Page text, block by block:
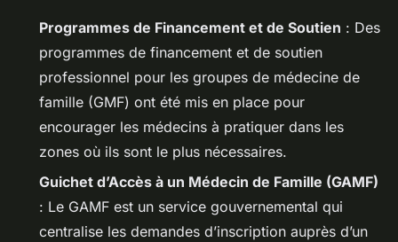
Programmes de Financement et de Soutien : Des
programmes de financement et de soutien
professionnel pour les groupes de médecine de
famille (GMF) ont été mis en place pour
encourager les médecins à pratiquer dans les
zones où ils sont le plus nécessaires.
Guichet d’Accès à un Médecin de Famille (GAMF)
: Le GAMF est un service gouvernemental qui
centralise les demandes d’inscription auprès d’un